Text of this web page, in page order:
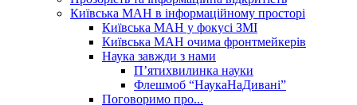
Київська МАН в інформаційному просторі
Київська МАН у фокусі ЗМІ
Київська МАН очима фронтмейкерів
Наука завжди з нами
П’ятихвилинка науки
Флешмоб “НаукаНаДивані”
Поговоримо про...